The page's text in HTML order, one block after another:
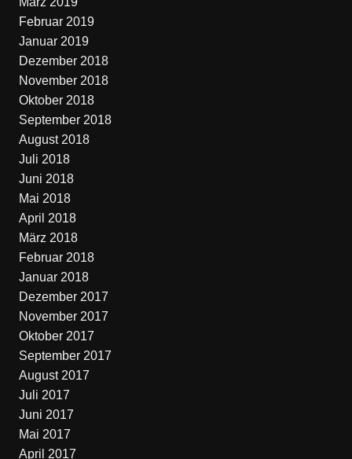
Februar 2019
Januar 2019
Dezember 2018
November 2018
Oktober 2018
September 2018
August 2018
Juli 2018
Juni 2018
Mai 2018
April 2018
März 2018
Februar 2018
Januar 2018
Dezember 2017
November 2017
Oktober 2017
September 2017
August 2017
Juli 2017
Juni 2017
Mai 2017
April 2017